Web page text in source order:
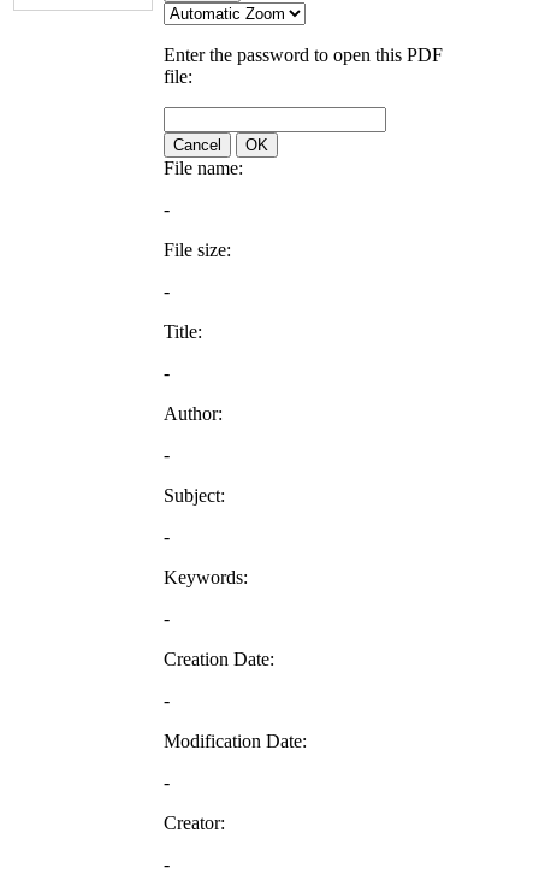
Enter the password to open this PDF
file:
Cancel OK
File name:
-
File size:
-
Title:
-
Author:
-
Subject:
-
Keywords:
-
Creation Date:
-
Modification Date:
-
Creator:
-